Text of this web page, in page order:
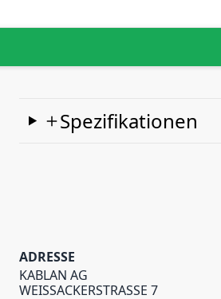
Spezifikationen
ADRESSE
KABLAN AG
WEISSACKERSTRASSE 7